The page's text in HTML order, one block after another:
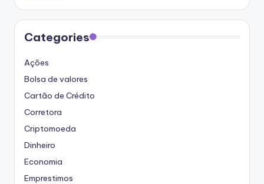
Categories
Ações
Bolsa de valores
Cartão de Crédito
Corretora
Criptomoeda
Dinheiro
Economia
Emprestimos